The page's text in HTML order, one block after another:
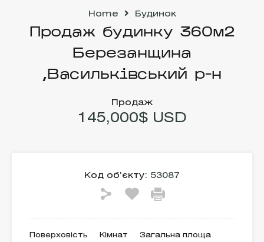
Home Будинок
Продаж будинку 360м2
Березанщина
,Васильківський р-н
Продаж
145,000$ USD
Код об’єкту: 53087
Поверховість Кімнат Загальна площа